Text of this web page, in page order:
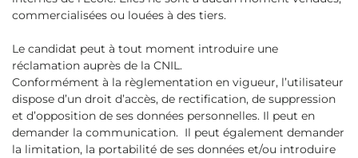
commercialisées ou louées à des tiers.
Le candidat peut à tout moment introduire une
réclamation auprès de la CNIL.
Conformément à la règlementation en vigueur, l’utilisateur
dispose d’un droit d’accès, de rectification, de suppression
et d’opposition de ses données personnelles. Il peut en
demander la communication. Il peut également demander
la limitation, la portabilité de ses données et/ou introduire